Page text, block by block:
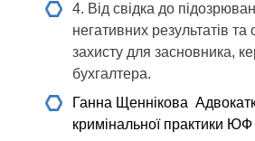
4. Від свідка до
негативних результатів та
захисту для засновника,
бухгалтера.
Ганна Щеннікова
кримінальної практики ЮФ